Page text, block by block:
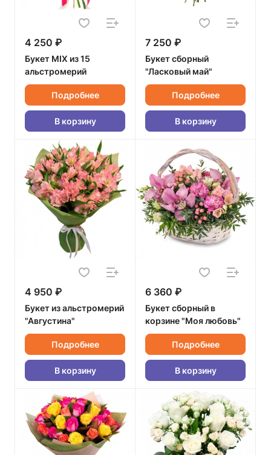
4 250 ₽
Букет MIX из 15
альстромерий
Подробнее
В корзину
7 250 ₽
Букет сборный
"Ласковый май"
Подробнее
В корзину
4 950 ₽
Букет из альстромерий
"Августина"
Подробнее
В корзину
6 360 ₽
Букет сборный в
корзине "Моя любовь"
Подробнее
В корзину